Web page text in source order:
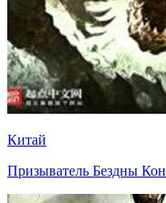
Китай
Призыватель Бездны